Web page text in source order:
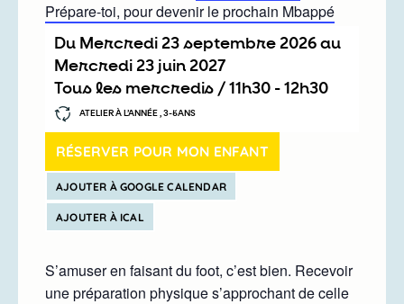
Prépare-toi, pour devenir le prochain Mbappé
Du mercredi 23 septembre 2026au
mercredi 23 juin 2027
Tous les mercredis / 11h30 - 12h30
ATELIER À L’ANNÉE , 3-5ANS
RÉSERVER POUR MON ENFANT
AJOUTER À GOOGLE CALENDAR
AJOUTER À ICAL
S’amuser en faisant du foot, c’est bien. Recevoir
une préparation physique s’approchant de celle